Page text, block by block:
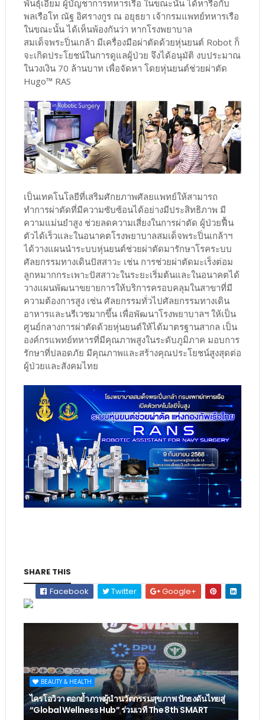
พันธุ์เอี่ยม ผู้บัญชาการทหารเรือ ในขณะนั้น ได้หารือกับ
พลเรือโท ณัฐ อิศรางกูร ณ อยุธยา เจ้ากรมแพทย์ทหารเรือ
ในขณะนั้น ได้เห็นพ้องกันว่า หากโรงพยาบาล
สมเด็จพระปิ่นเกล้า มีเครื่องมือผ่าตัดด้วยหุ่นยนต์ Robot ก็
จะเกิดประโยชน์ในการดูแลผู้ป่วย จึงได้อนุมัติ งบประมาณ
ในวงเงิน 70 ล้านบาท เพื่อจัดหา โดยหุ่นยนต์ช่วยผ่าตัด
Hugo™ RAS
เป็นเทคโนโลยีที่เสริมศักยภาพศัลยแพทย์ให้สามารถ
ทำการผ่าตัดที่มีความซับซ้อนได้อย่างมีประสิทธิภาพ มี
ความแม่นยำสูง ช่วยลดความเสี่ยงในการผ่าตัด ผู้ป่วยฟื้น
ตัวได้เร็วและในอนาคตโรงพยาบาลสมเด็จพระปิ่นเกล้าฯ
ได้วางแผนนำระบบหุ่นยนต์ช่วยผ่าตัดมารักษาโรคระบบ
ศัลยกรรมทางเดินปัสสาวะ เช่น การช่วยผ่าตัดมะเร็งต่อม
ลูกหมากกระเพาะปัสสาวะในระยะเริ่มต้นและในอนาคตได้
วางแผนพัฒนาขยายการให้บริการครอบคลุมในสาขาที่มี
ความต้องการสูง เช่น ศัลยกรรมทั่วไปศัลยกรรมทางเดิน
อาหารและนรีเวชมากขึ้น เพื่อพัฒนาโรงพยาบาลฯ ให้เป็น
ศูนย์กลางการผ่าตัดด้วยหุ่นยนต์ให้ได้มาตรฐานสากล เป็น
องค์กรแพทย์ทหารที่มีคุณภาพสูงในระดับภูมิภาค มอบการ
รักษาที่ปลอดภัย มีคุณภาพและสร้างคุณประโยชน์สูงสุดต่อ
ผู้ป่วยและสังคมไทย
SHARE THIS
Facebook
Twitter Google+
BEAUTY & HEALTH
ไครโอวิวา ตอกย้ำภาพผู้นำนวัตกรรมสุขภาพ ปักธงดันไทยสู่
“Global Wellness Hub” ร่วมเวที The 8th SMART